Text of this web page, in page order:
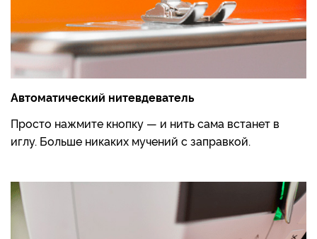
Автоматический нитевдеватель
Просто нажмите кнопку — и нить сама встанет в
иглу. Больше никаких мучений с заправкой.